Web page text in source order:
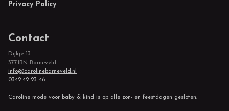
Privacy Policy
Contact
Dijkje 13
3771BN Barneveld
info@carolinebarneveld.nl
0342-42 23 46
Caroline mode voor baby & kind is op alle zon- en feestdagen gesloten.